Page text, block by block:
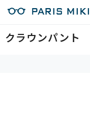
クラウンパント